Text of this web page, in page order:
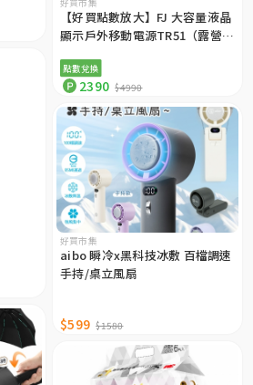
【好買點數放大】FJ 大容量液晶
顯示戶外移動電源TR51（露營電
點數兌換
2390 $4990
好買市集
aibo 瞬冷x黑科技冰敷 百檔調速
手持/桌立風扇
$599 $1580